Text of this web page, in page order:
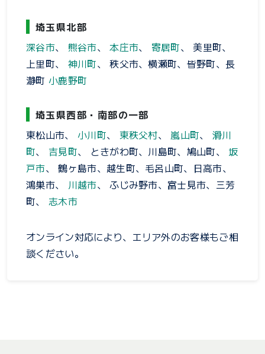
埼玉県北部
深谷市、 熊谷市、本庄市、 寄居町、 美里町、
上里町、 神川町、 秩父市、横瀬町、皆野町、長
瀞町 小鹿野町
埼玉県西部・南部の一部
東松山市、 小川町、 東秩父村、 嵐山町、滑川
町、 吉見町、 ときがわ町、川島町、鳩山町、 坂
戸市、 鶴ヶ島市、越生町、毛呂山町、日高市、
鴻巣市、 川越市、 ふじみ野市、富士見市、三芳
町、 志木市
オンライン対応により、エリア外のお客様もご相
談ください。